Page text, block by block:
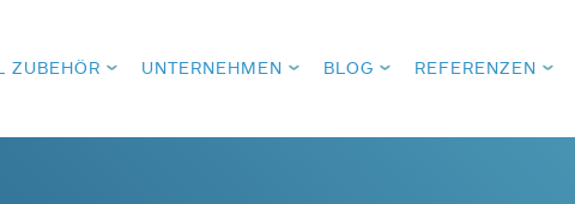
ZUBEHÖR UNTERNEHMEN BLOG REFERENZEN